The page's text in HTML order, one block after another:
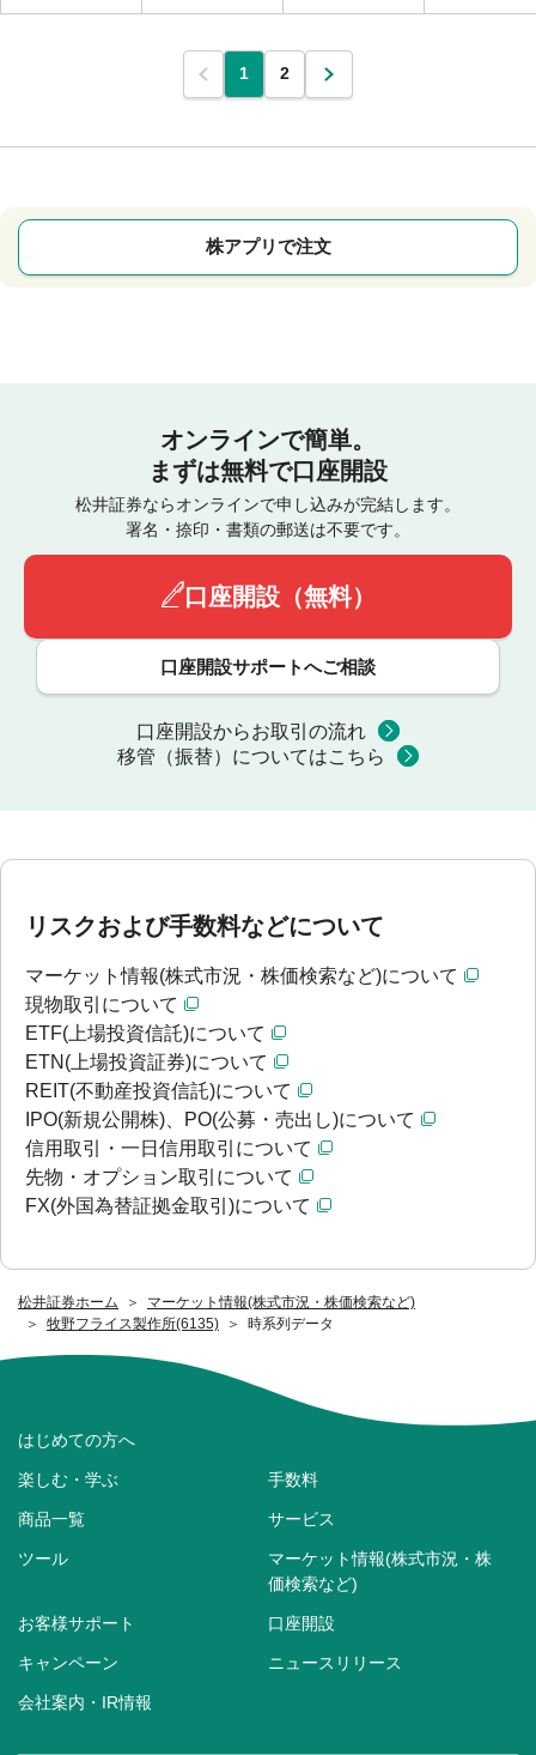
松井証券ホーム
マーケット情報(株式市況・株価検索など)
牧野フライス製作所(6135)
時系列データ
1 2
株アプリで注文
オンラインで簡単。
まずは無料で口座開設
松井証券ならオンラインで申し込みが完結します。
署名・捺印・書類の郵送は不要です。
口座開設（無料）
口座開設サポートへご相談
口座開設からお取引の流れ
移管（振替）についてはこちら
リスクおよび手数料などについて
マーケット情報(株式市況・株価検索など)について
現物取引について
ETF(上場投資信託)について
ETN(上場投資証券)について
REIT(不動産投資信託)について
IPO(新規公開株)、PO(公募・売出し)について
信用取引・一日信用取引について
先物・オプション取引について
FX(外国為替証拠金取引)について
はじめての方へ
楽しむ・学ぶ 手数料
商品一覧 サービス
ツール
マーケット情報(株式市況・株
価検索など)
お客様サポート 口座開設
キャンペーン ニュースリリース
会社案内・IR情報